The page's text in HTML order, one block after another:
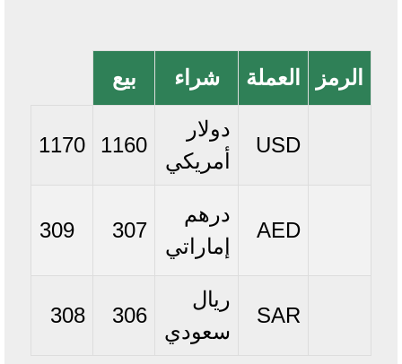
الرمز العملة شراء بيع
USD
دولار
أمريكي
1160
1170
AED
درهم
إماراتي
307
309
SAR
ريال
سعودي
306
308